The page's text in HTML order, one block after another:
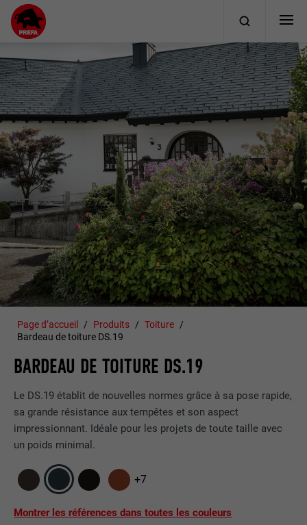
Page d’accueil Produits
Toiture
Bardeau de toiture DS.19
BARDEAU DE TOITURE DS.19
Le DS.19 établit de nouvelles normes grâce à sa pose rapide,
sa grande résistance aux tempêtes et son aspect
impressionnant. Idéale pour les projets de toute taille avec
un poids minimal.
+7
Montrer les références dans toutes les couleurs